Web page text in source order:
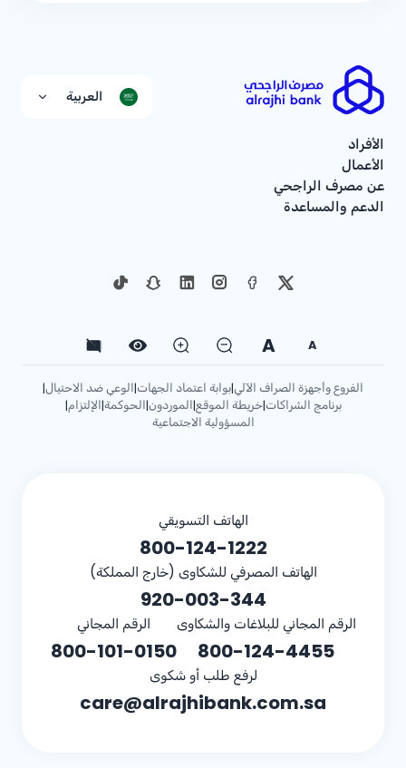
العربية
الأفراد
الأعمال
عن مصرف الراجحي
الدعم والمساعدة
A
A
الفروع وأجهزة الصراف الآلي|بوابة اعتماد الجهات|الوعي ضد الاحتيال|
برنامج الشراكات|خريطة الموقع|الموردون|الحوكمة|الإلتزام|
المسؤولية الاجتماعية
الهاتف التسويقي
800-124-1222
الهاتف المصرفي للشكاوى (خارج المملكة)
920-003-344
الرقم المجاني للبلاغات والشكاوى
800-124-4455
الرقم المجاني
800-101-0150
لرفع طلب أو شكوى
care@alrajhibank.com.sa